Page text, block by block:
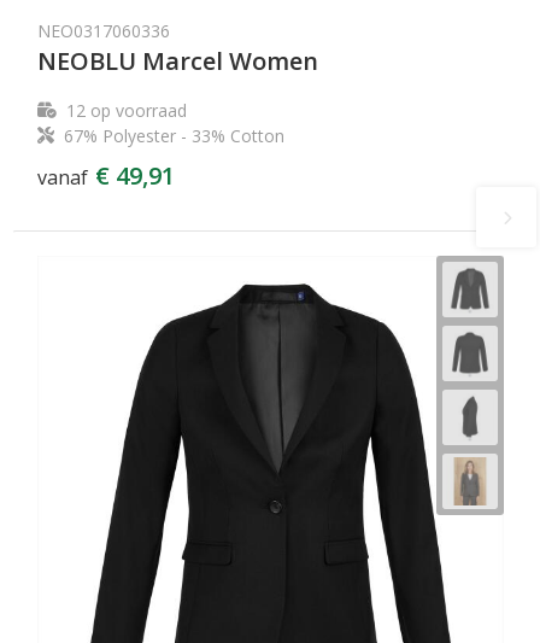
NEO0317060336
NEOBLU Marcel Women
12op voorraad
67% Polyester - 33% Cotton
vanaf € 49,91